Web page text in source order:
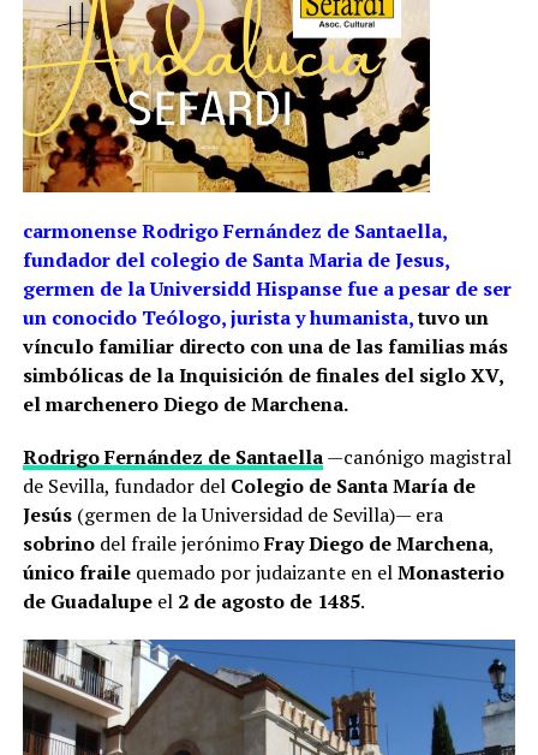
carmonense Rodrigo Fernández de Santaella,
fundador del colegio de Santa Maria de Jesus,
germen de la Universidd Hispanse fue apesar de ser
un conocido Teólogo, jurista y humanista,tuvo un
vínculo familiar directo con una de las familias más
simbólicas de la Inquisición de finales del siglo XV,
el marchenero Diego de Marchena.
Rodrigo Fernández de Santaella—canónigo magistral
de Sevilla, fundador del Colegio de Santa María de
Jesús(germen de la Universidad de Sevilla)— era
sobrinodel fraile jerónimoFray Diego de Marchena,
único frailequemado por judaizante en elMonasterio
de Guadalupeel 2 de agosto de 1485.